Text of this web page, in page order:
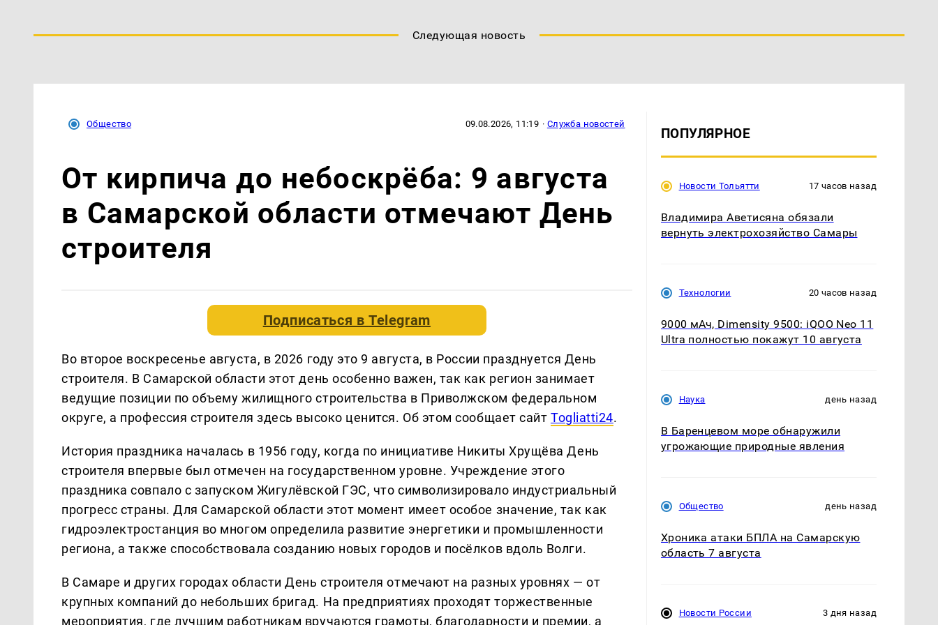
Следующая новость
Общество 09.08.2026, 11:19 · Служба новостей
От кирпича до небоскрёба: 9 августа
в Самарской области отмечают День
строителя
Подписаться вTelegram
Во второе воскресенье августа, в 2026 году это 9 августа, в России празднуется День
строителя. В Самарской области этот день особенно важен, так как регион занимает
ведущие позиции по объему жилищного строительства в Приволжском федеральном
округе, а профессия строителя здесь высоко ценится. Об этом сообщает сайт Togliatti24.
История праздника началась в 1956 году, когда по инициативе Никиты Хрущёва День
строителя впервые был отмечен на государственном уровне. Учреждение этого
праздника совпало с запуском Жигулёвской ГЭС, что символизировало индустриальный
прогресс страны. Для Самарской области этот момент имеет особое значение, так как
гидроэлектростанция во многом определила развитие энергетики и промышленности
региона, а также способствовала созданию новых городов и посёлков вдоль Волги.
В Самаре и других городах области День строителя отмечают на разных уровнях — от
крупных компаний до небольших бригад. На предприятиях проходят торжественные
мероприятия, где лучшим работникам вручаются грамоты, благодарности и премии, а
ПОПУЛЯРНОЕ
Новости Тольятти 17 часов назад
Владимира Аветисяна обязали
вернуть электрохозяйство Самары
Технологии 20 часов назад
9000 мАч, Dimensity 9500: iQOO Neo 11
Ultra полностью покажут 10 августа
Наука день назад
В Баренцевом море обнаружили
угрожающие природные явления
Общество день назад
Хроника атаки БПЛА на Самарскую
область 7 августа
Новости России 3 дня назад